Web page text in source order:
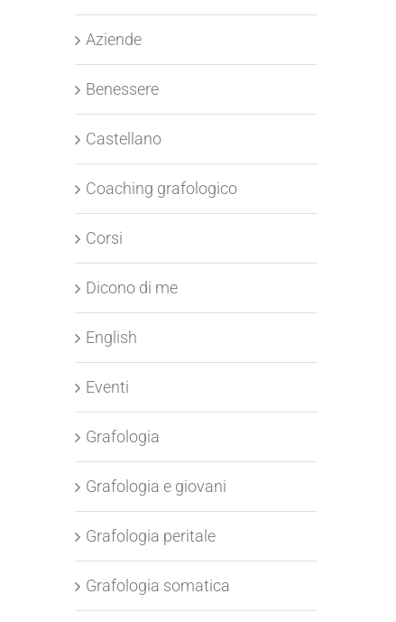
Aziende
Benessere
Castellano
Coaching grafologico
Corsi
Dicono di me
English
Eventi
Grafologia
Grafologia e giovani
Grafologia peritale
Grafologia somatica